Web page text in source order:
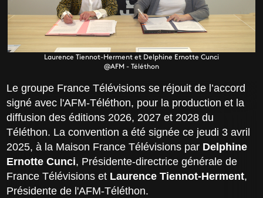
Laurence Tiennot-Herment et Delphine Ernotte Cunci
@AFM - Téléthon
Le groupe France Télévisions se réjouit de l’accord
signé avec l'AFM-Téléthon, pour la production et la
diffusion des éditions 2026, 2027 et 2028 du
Téléthon. La convention a été signée ce jeudi 3 avril
2025, à la Maison France Télévisions par Delphine
Ernotte Cunci, Présidente-directrice générale de
France Télévisions et Laurence Tiennot-Herment,
Présidente de l'AFM-Téléthon.